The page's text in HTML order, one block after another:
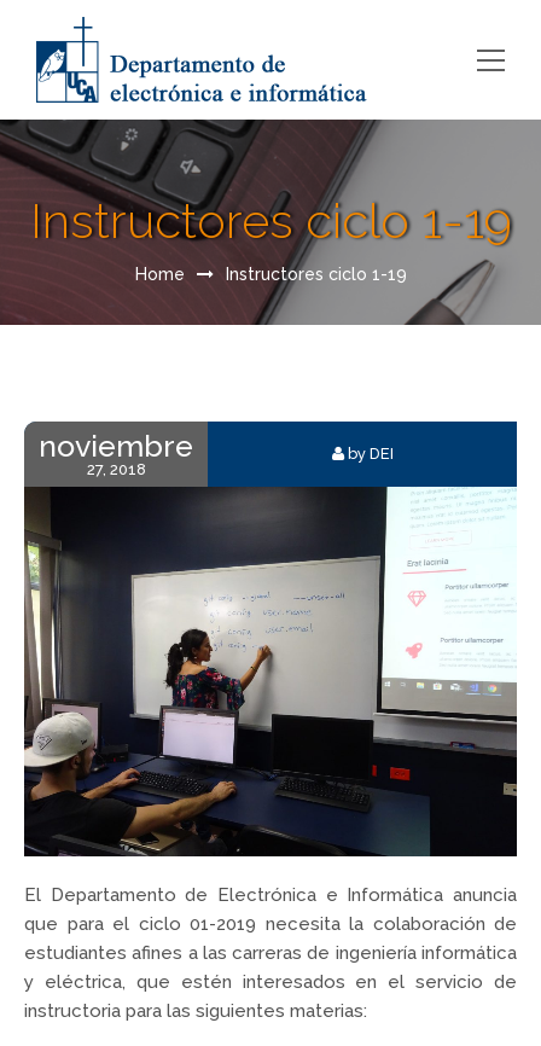
Instructores ciclo 1-19
Home Instructores ciclo 1-19
noviembre
27, 2018
by DEI
El Departamento de Electrónica e Informática anuncia
que para el ciclo 01-2019 necesita la colaboración de
estudiantes afines a las carreras de ingeniería informática
y eléctrica, que estén interesados en el servicio de
instructoria para las siguientes materias: